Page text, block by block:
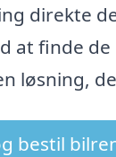
direkte
at finde
løsning,
bestil